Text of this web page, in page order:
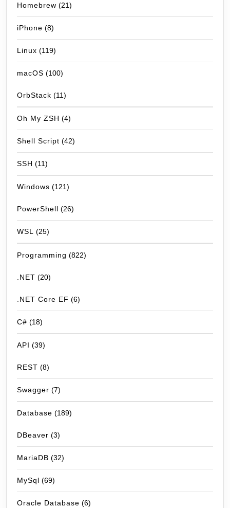
Homebrew (21)
iPhone (8)
Linux (119)
macOS (100)
OrbStack (11)
Oh My ZSH (4)
Shell Script (42)
SSH (11)
Windows (121)
PowerShell (26)
WSL (25)
Programming (822)
.NET (20)
.NET Core EF (6)
C# (18)
API (39)
REST (8)
Swagger (7)
Database (189)
DBeaver (3)
MariaDB (32)
MySql (69)
Oracle Database (6)